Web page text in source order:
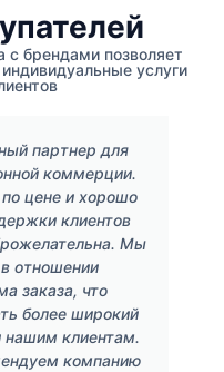
с брендами позволяет
услуги
партнер для
коммерции.
цене и хорошо
клиентов
Мы
отношении
заказа, что
более широкий
нашим клиентам.
компанию